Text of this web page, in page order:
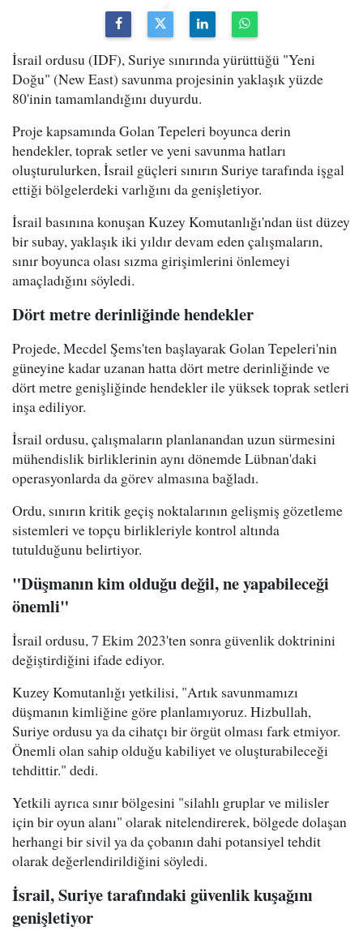
İsrail ordusu (IDF), Suriye sınırında yürüttüğü "Yeni
Doğu" (New East) savunma projesinin yaklaşık yüzde
80'inin tamamlandığını duyurdu.
Proje kapsamında Golan Tepeleri boyunca derin
hendekler, toprak setler ve yeni savunma hatları
oluşturulurken, İsrail güçleri sınırın Suriye tarafında işgal
ettiği bölgelerdeki varlığını da genişletiyor.
İsrail basınına konuşan Kuzey Komutanlığı'ndan üst düzey
bir subay, yaklaşık iki yıldır devam eden çalışmaların,
sınır boyunca olası sızma girişimlerini önlemeyi
amaçladığını söyledi.
Dört metre derinliğinde hendekler
Projede, Mecdel Şems'ten başlayarak Golan Tepeleri'nin
güneyine kadar uzanan hatta dört metre derinliğinde ve
dört metre genişliğinde hendekler ile yüksek toprak setleri
inşa ediliyor.
İsrail ordusu, çalışmaların planlanandan uzun sürmesini
mühendislik birliklerinin aynı dönemde Lübnan'daki
operasyonlarda da görev almasına bağladı.
Ordu, sınırın kritik geçiş noktalarının gelişmiş gözetleme
sistemleri ve topçu birlikleriyle kontrol altında
tutulduğunu belirtiyor.
"Düşmanın kim olduğu değil, ne yapabileceği
önemli"
İsrail ordusu, 7 Ekim 2023'ten sonra güvenlik doktrinini
değiştirdiğini ifade ediyor.
Kuzey Komutanlığı yetkilisi, "Artık savunmamızı
düşmanın kimliğine göre planlamıyoruz. Hizbullah,
Suriye ordusu ya da cihatçı bir örgüt olması fark etmiyor.
Önemli olan sahip olduğu kabiliyet ve oluşturabileceği
tehdittir." dedi.
Yetkili ayrıca sınır bölgesini "silahlı gruplar ve milisler
için bir oyun alanı" olarak nitelendirerek, bölgede dolaşan
herhangi bir sivil ya da çobanın dahi potansiyel tehdit
olarak değerlendirildiğini söyledi.
İsrail, Suriye tarafındaki güvenlik kuşağını
genişletiyor